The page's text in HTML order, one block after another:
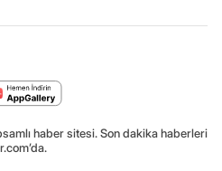
haber sitesi. Son dakika haberleri